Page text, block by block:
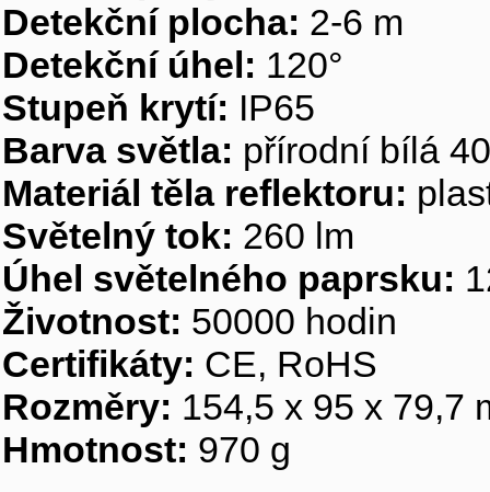
Detekční plocha: 2-6 m
Detekční úhel: 120°
Stupeň krytí: IP65
Barva světla: přírodní bílá
Materiál těla reflektoru:
Světelný tok: 260 lm
Úhel světelného paprsku:
Životnost: 50000 hodin
Certifikáty: CE, RoHS
Rozměry: 154,5 x 95 x 79,7
Hmotnost: 970 g